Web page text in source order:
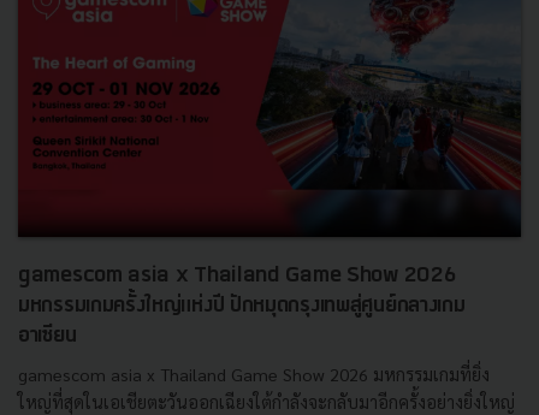
gamescom asia x Thailand Game Show 2026
มหกรรมเกมครั้งใหญ่แห่งปี ปักหมุดกรุงเทพสู่ศูนย์กลางเกม
อาเซียน
gamescom asia x Thailand Game Show 2026 มหกรรมเกมที่ยิ่ง
ใหญ่ที่สุดในเอเชียตะวันออกเฉียงใต้กำลังจะกลับมาอีกครั้งอย่างยิ่งใหญ่